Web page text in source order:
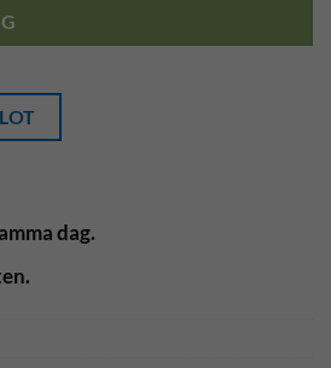
dag.